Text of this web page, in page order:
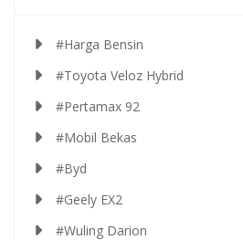
#Harga Bensin
#Toyota Veloz Hybrid
#Pertamax 92
#Mobil Bekas
#Byd
#Geely EX2
#Wuling Darion